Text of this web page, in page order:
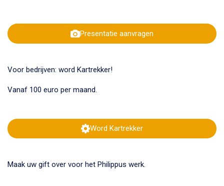
Presentatie aanvragen
Voor bedrijven: word Kartrekker!
Vanaf 100 euro per maand.
Word Kartrekker
Maak uw gift over voor het Philippus werk.